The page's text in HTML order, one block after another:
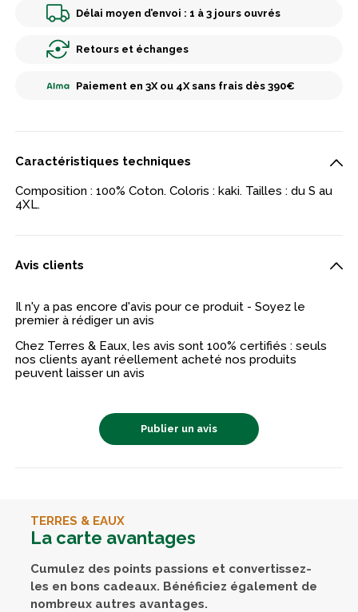
Délai moyen d’envoi : 1 à 3 jours ouvrés
Retours et échanges
Paiement en 3X ou 4X sans frais dès 390€
Caractéristiques techniques
Composition : 100% Coton. Coloris : kaki. Tailles : du S au
4XL.
Avis clients
Il n'y a pas encore d'avis pour ce produit - Soyez le
premier à rédiger un avis
Chez Terres & Eaux, les avis sont 100% certifiés : seuls
nos clients ayant réellement acheté nos produits
peuvent laisser un avis
Publier un avis
TERRES & EAUX
La carte avantages
Cumulez des points passions et convertissez-
les en bons cadeaux. Bénéficiez également de
nombreux autres avantages.